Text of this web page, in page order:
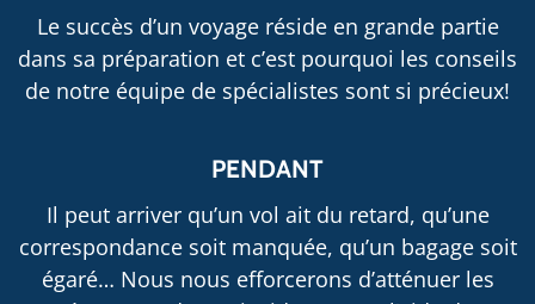
Le succès d’un voyage réside en grande partie
dans sa préparation et c’est pourquoi les conseils
de notre équipe de spécialistes sont si précieux!
PENDANT
Il peut arriver qu’un vol ait du retard, qu’une
correspondance soit manquée, qu’un bagage soit
égaré… Nous nous efforcerons d’atténuer les